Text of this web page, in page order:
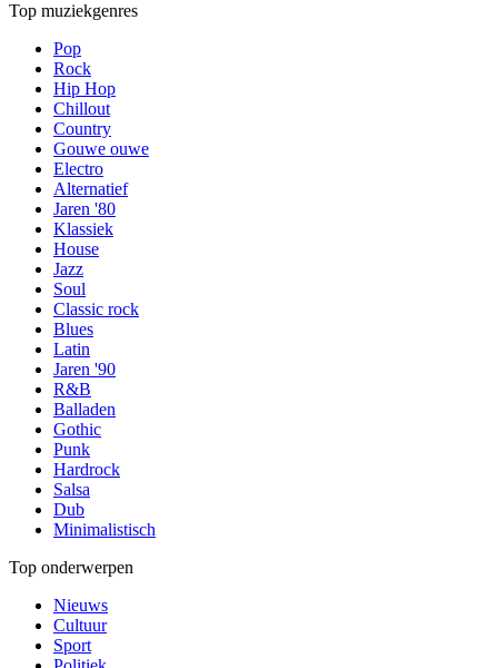
Top muziekgenres
Pop
Rock
Hip Hop
Chillout
Country
Gouwe ouwe
Electro
Alternatief
Jaren '80
Klassiek
House
Jazz
Soul
Classic rock
Blues
Latin
Jaren '90
R&B
Balladen
Gothic
Punk
Hardrock
Salsa
Dub
Minimalistisch
Top onderwerpen
Nieuws
Cultuur
Sport